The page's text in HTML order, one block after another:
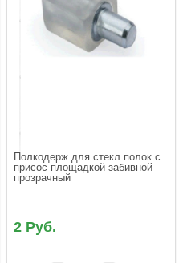
Полкодерж для стекл полок с
присос площадкой забивной
прозрачный
2 Руб.